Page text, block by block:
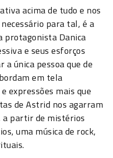
acima de tudo e nos
para tal, é a
protagonista Danica
e seus esforços
única pessoa que de
em tela
expressões mais que
de Astrid nos agarram
a partir de mistérios
uma música de rock,